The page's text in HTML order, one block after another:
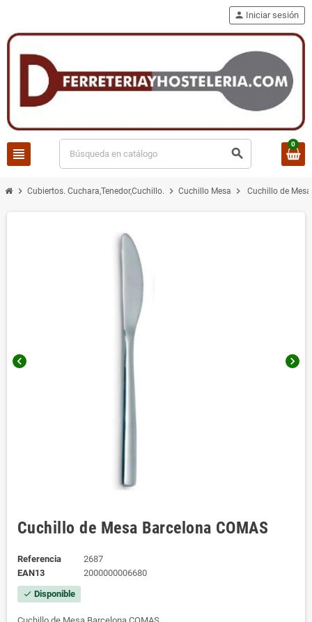
view_headline search
person Iniciar sesión
0
chevron_right Cubiertos. Cuchara,Tenedor,Cuchillo. chevron_right Cuchillo Mesa chevron_right Cuchillo de
chevron_left chevron_right
Cuchillo de Mesa Barcelona COMAS
Referencia
2687
EAN13
2000000006680
check Disponible